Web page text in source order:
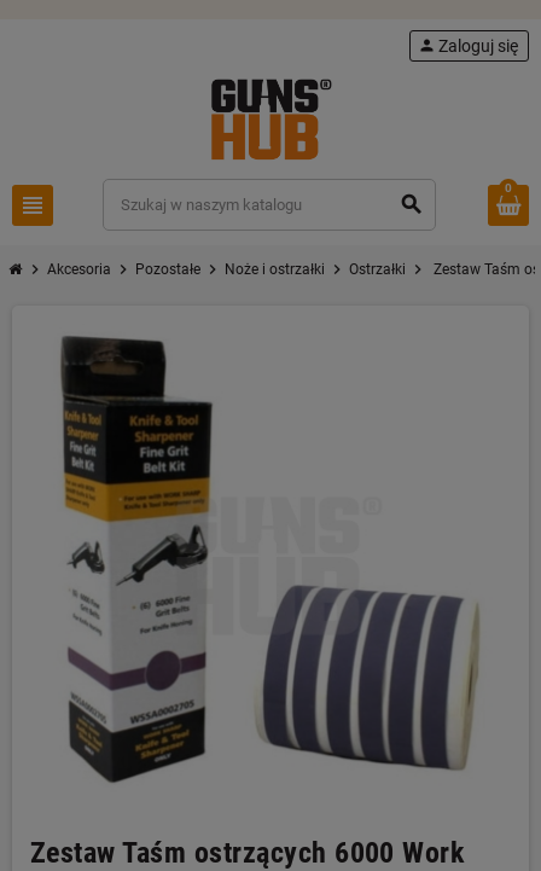
view_headline search
person Zaloguj się
0
chevron_right Akcesoria chevron_right Pozostałe chevron_right Noże i ostrzałki chevron_right Ostrzałki chevron_right Zestaw Taśm
Zestaw Taśm ostrzących 6000 Work